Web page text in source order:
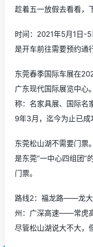
趁着五一放假去看看，
时间：2021年5月1日-
是开车前往需要预约通
东莞春季国际车展在
广东现代国际展览中心
称：名家具展、国际名
9年3月，迄今为止已成
东莞松山湖不需要门票
是东莞“一中心四组团”
门票。
路线2：福龙路——龙
州：广深高速——常
尽管松山湖说大不大，